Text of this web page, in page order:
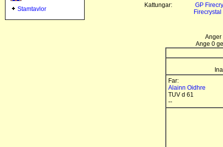
Stamtavlor
Kattungar:
GP
Anger
Ange 0
Far:
Alainn Oidhre
TUV d 61
--